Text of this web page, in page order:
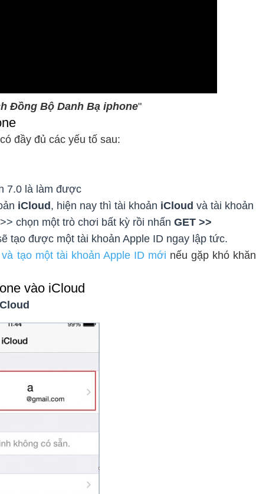
Đồng Bộ Danh Bạ iphone"
đầy đủ các yếu tố sau:
7.0 là làm được
iCloud , hiện nay thì tài khoản iCloud và tài khoản
>> chọn một trò chơi bất kỳ rồi nhấnGET >>
tạo được một tài khoản Apple ID ngay lập tức.
tạo một tài khoản Apple ID mới nếu gặp khó khăn
vào iCloud